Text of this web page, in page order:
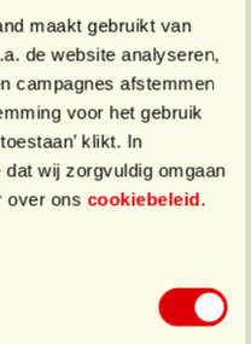
maakt gebruikt van
de website analyseren,
campagnes afstemmen
voor het gebruik
klikt. In
dat wij zorgvuldig omgaan
over ons cookiebeleid.
Bente
Tielkemeijer
Sporter
€641 / €150